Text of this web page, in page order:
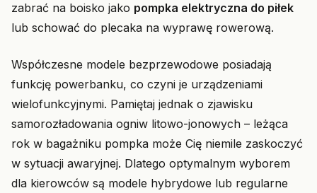
zabrać na boisko jako pompka elektryczna do piłek
lub schować do plecaka na wyprawę rowerową.
Współczesne modele bezprzewodowe posiadają
funkcję powerbanku, co czyni je urządzeniami
wielofunkcyjnymi. Pamiętaj jednak o zjawisku
samorozładowania ogniw litowo-jonowych – leżąca
rok w bagażniku pompka może Cię niemile zaskoczyć
w sytuacji awaryjnej. Dlatego optymalnym wyborem
dla kierowców są modele hybrydowe lub regularne